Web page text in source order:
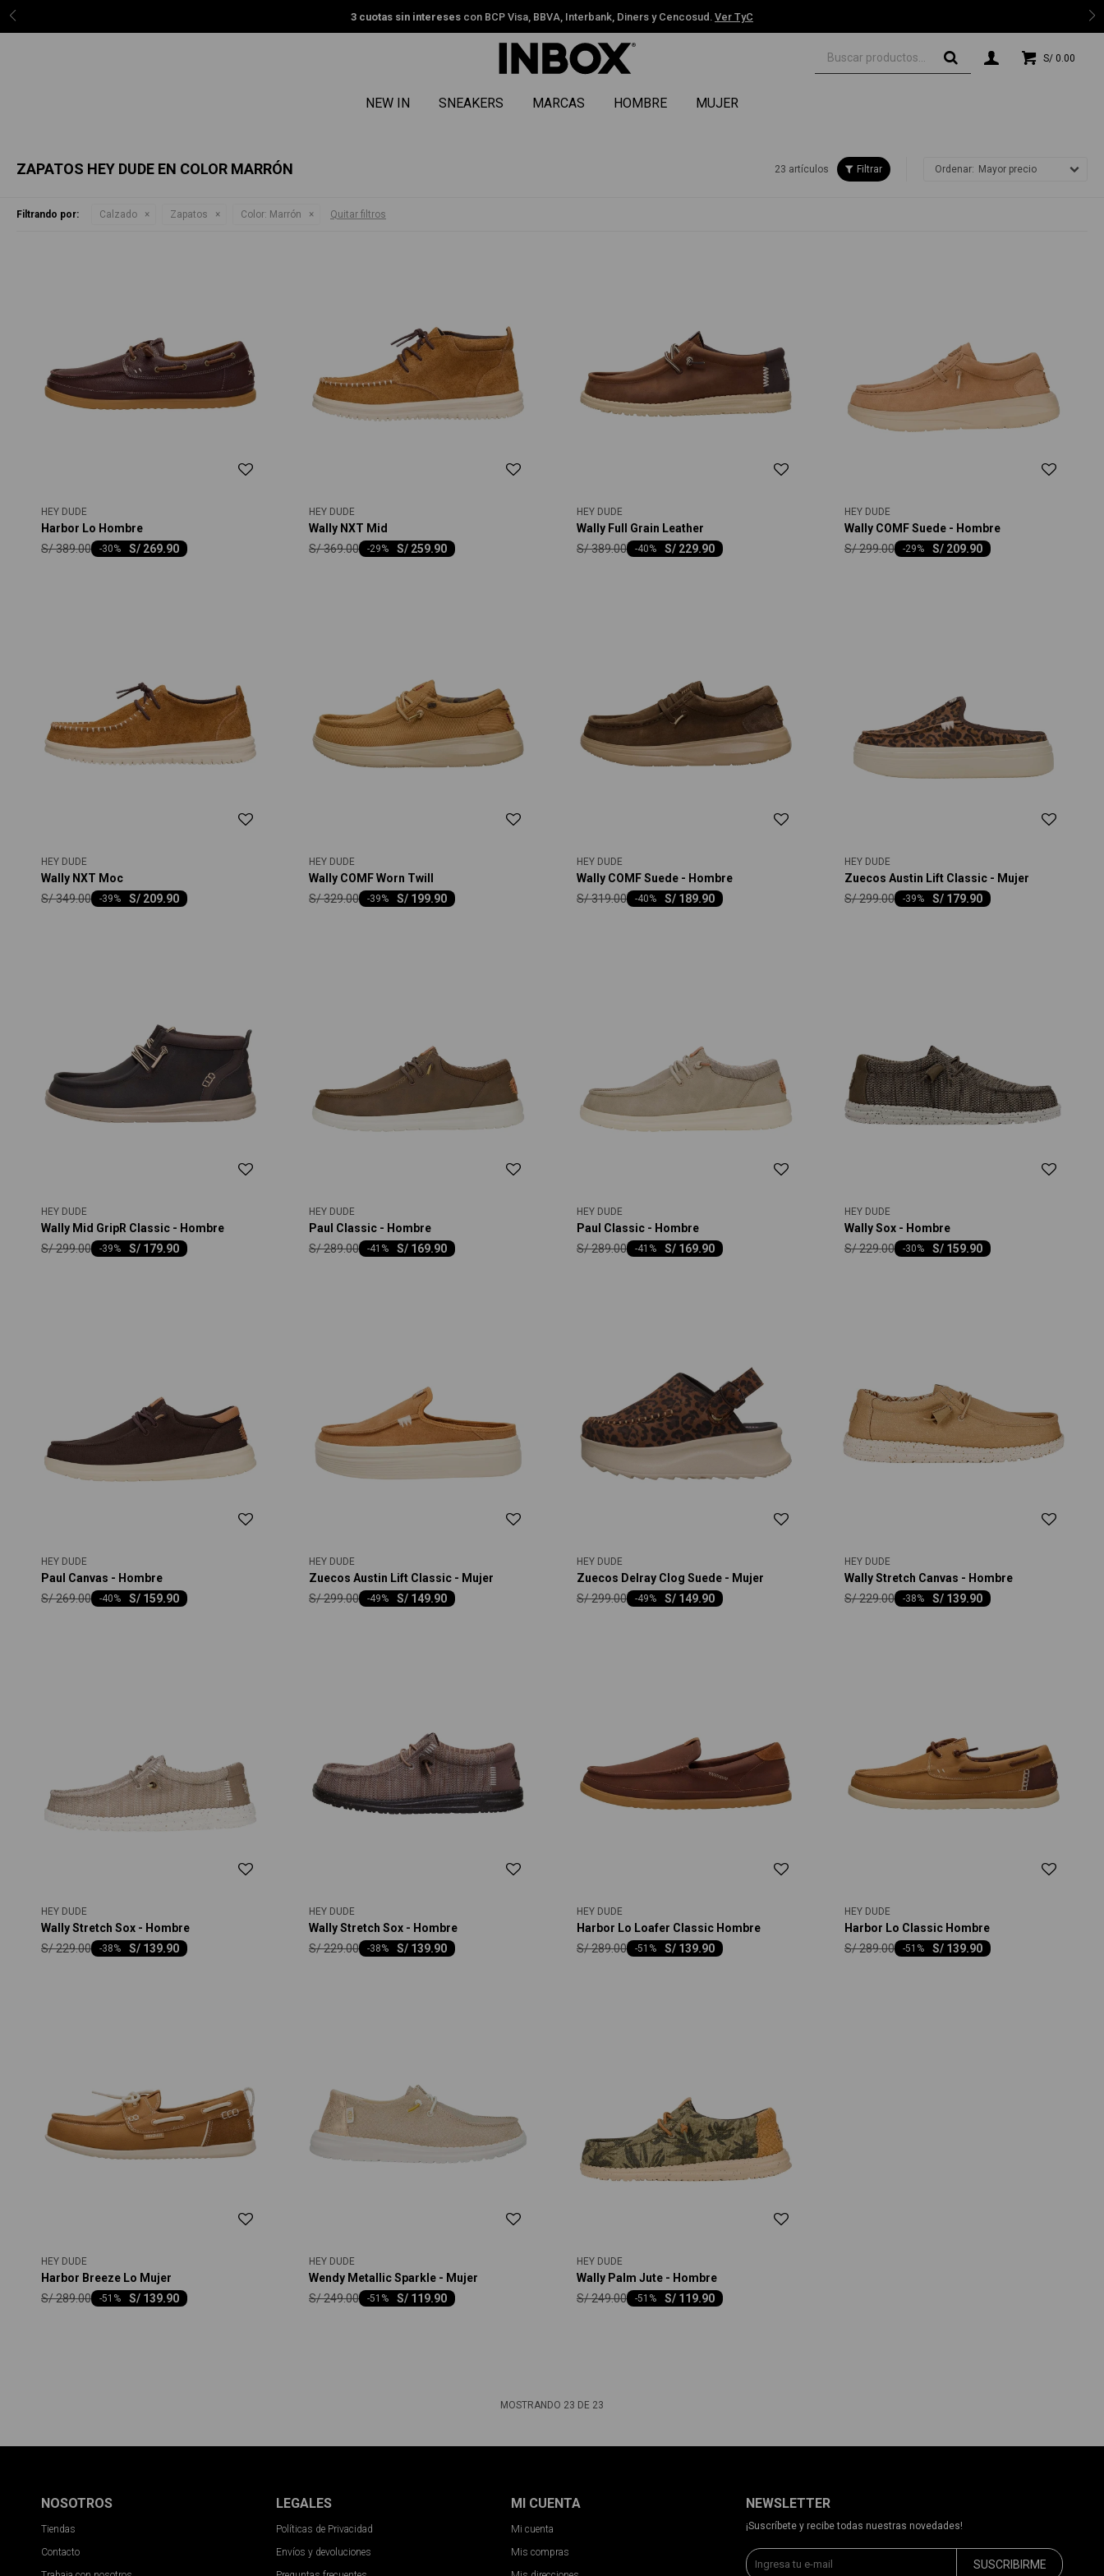
3 cuotas sin intereses con BCP Visa, BBVA, Interbank, Diners y Cencosud. Ver TyC
NEW IN SNEAKERS MARCAS HOMBRE MUJER
S/ 0.00
ZAPATOS HEY DUDE EN COLOR MARRÓN 23 artículos Mayor precio
Filtrando por: Calzado Zapatos Color: Marrón Quitar filtros
HEY DUDE
Harbor Lo Hombre
S/ 269.90
-30
S/389.00
HEY DUDE
Wally NXT Mid
S/ 259.90
-29
S/369.00
HEY DUDE
Wally Full Grain Leather
S/ 229.90
-40
S/389.00
HEY DUDE
Wally COMF Suede - Hombre
S/ 209.90
-29
S/299.00
HEY DUDE
Wally NXT Moc
S/ 209.90
-39
S/349.00
HEY DUDE
Wally COMF Worn Twill
S/ 199.90
-39
S/329.00
HEY DUDE
Wally COMF Suede - Hombre
S/ 189.90
-40
S/319.00
HEY DUDE
Zuecos Austin Lift Classic - Mujer
S/ 179.90
-39
S/299.00
HEY DUDE
Wally Mid GripR Classic - Hombre
S/ 179.90
-39
S/299.00
HEY DUDE
Paul Classic - Hombre
S/ 169.90
-41
S/289.00
HEY DUDE
Paul Classic - Hombre
S/ 169.90
-41
S/289.00
HEY DUDE
Wally Sox - Hombre
S/ 159.90
-30
S/229.00
HEY DUDE
Paul Canvas - Hombre
S/ 159.90
-40
S/269.00
HEY DUDE
Zuecos Austin Lift Classic - Mujer
S/ 149.90
-49
S/299.00
HEY DUDE
Zuecos Delray Clog Suede - Mujer
S/ 149.90
-49
S/299.00
HEY DUDE
Wally Stretch Canvas - Hombre
S/ 139.90
-38
S/229.00
HEY DUDE
Wally Stretch Sox - Hombre
S/ 139.90
-38
S/229.00
HEY DUDE
Wally Stretch Sox - Hombre
S/ 139.90
-38
S/229.00
HEY DUDE
Harbor Lo Loafer Classic Hombre
S/ 139.90
-51
S/289.00
HEY DUDE
Harbor Lo Classic Hombre
S/ 139.90
-51
S/289.00
HEY DUDE
Harbor Breeze Lo Mujer
S/ 139.90
-51
S/289.00
HEY DUDE
Wendy Metallic Sparkle - Mujer
S/ 119.90
-51
S/249.00
HEY DUDE
Wally Palm Jute - Hombre
S/ 119.90
-51
S/249.00
MOSTRANDO 23 DE 23
NOSOTROS
Tiendas
Contacto
LEGALES
Políticas de Privacidad
Envíos y devoluciones
MI CUENTA
Mi cuenta
Mis compras
NEWSLETTER
¡Suscríbete y recibe todas nuestras novedades!
SUSCRIBIRME